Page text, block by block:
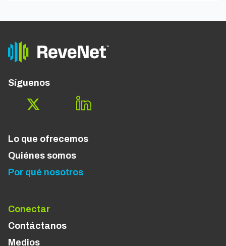
Síguenos
Lo que ofrecemos
Quiénes somos
Por qué nosotros
Conectar
Contáctanos
Medios